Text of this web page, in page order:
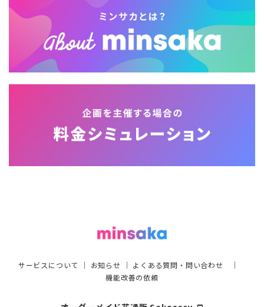
サービスについて ｜ お知らせ ｜ よくある質問・問い合わせ ｜
機能改善の依頼